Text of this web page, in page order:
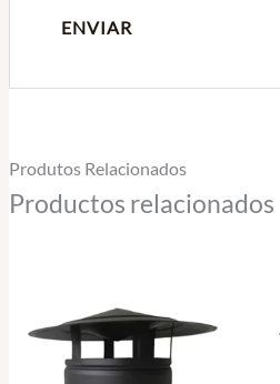
Produtos Relacionados
Productos relacionados